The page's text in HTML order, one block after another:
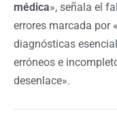
médica», señala el
errores marcada por
diagnósticas
erróneos e
desenlace».